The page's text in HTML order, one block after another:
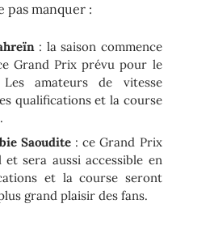
pas manquer :
: la saison commence
Grand Prix prévu pour le
amateurs de vitesse
qualifications et la course
Saoudite: ce Grand Prix
sera aussi accessible en
et la course seront
grand plaisir des fans.